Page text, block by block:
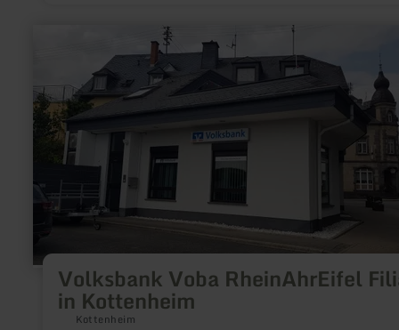
Volksbank Voba RheinAhrEifel
in Kottenheim
Kottenheim
Volksbank
Voba
RheinAhrEifel
Filiale
Kottenheim